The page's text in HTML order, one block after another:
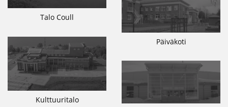
Talo Coull
Päiväkoti
Kulttuuritalo